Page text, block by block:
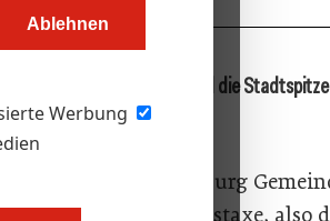
Ablehnen
Werbung
kräftig steigen. Doch während die
ihre Gäste.
stehen in Salzburg
Erhöhung der Ortstaxe, also